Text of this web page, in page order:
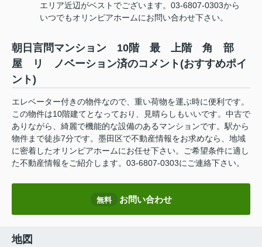
エリア近辺がベストでございます。03-6807-0303から
いつでもオリンピアホームにお問い合わせ下さい。
朝日言問マンション 10階 最 上階 角 部
屋 リ ノベーション済のコメント(おすすめポイ
ント)
エレベーター付きの物件なので、重い荷物を運ぶ時に便利です。
この物件は10階建てとなっており、見晴らしもいいです。中古で
ありながら、綺麗で機能的な設備のあるマンションです。駅から
物件まで徒歩7分です。墨田区で不動産情報をお求めなら、地域
に密着したオリンピアホームにお任せ下さい。ご希望条件に適し
た不動産情報をご紹介します。03-6807-0303にご連絡下さい。
無料 お問い合わせ
地図